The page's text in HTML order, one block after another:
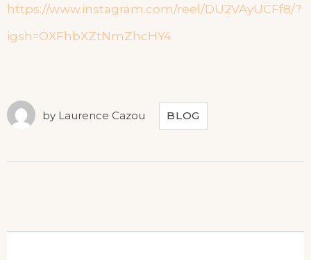
https://www.instagram.com/reel/DU2VAyUCFf8/?
igsh=OXFhbXZtNmZhcHY4
by Laurence Cazou BLOG